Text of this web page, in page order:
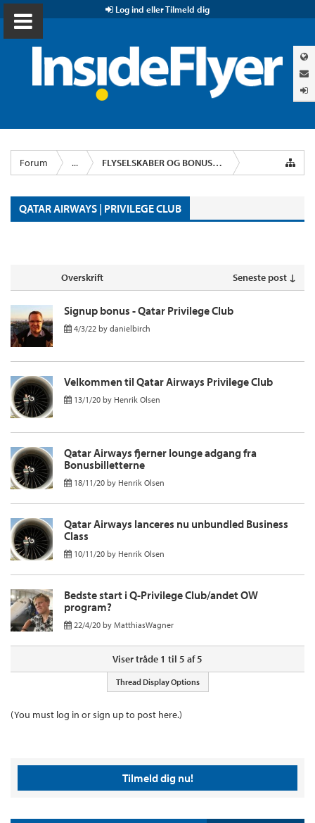
Log ind eller Tilmeld dig
Forum ... FLYSELSKABER OG BONUSPROGRAMMER
QATAR AIRWAYS | PRIVILEGE CLUB
Overskrift Seneste post ↓
Signup bonus - Qatar Privilege Club
4/3/22 by danielbirch
Velkommen til Qatar Airways Privilege Club
13/1/20 by Henrik Olsen
Qatar Airways fjerner lounge adgang fra
Bonusbilletterne
18/11/20 by Henrik Olsen
Qatar Airways lanceres nu unbundled Business
Class
10/11/20 by Henrik Olsen
Bedste start i Q-Privilege Club/andet OW
program?
22/4/20 by MatthiasWagner
Viser tråde 1 til 5 af 5
Thread Display Options
(You must log in or sign up to post here.)
Tilmeld dig nu!